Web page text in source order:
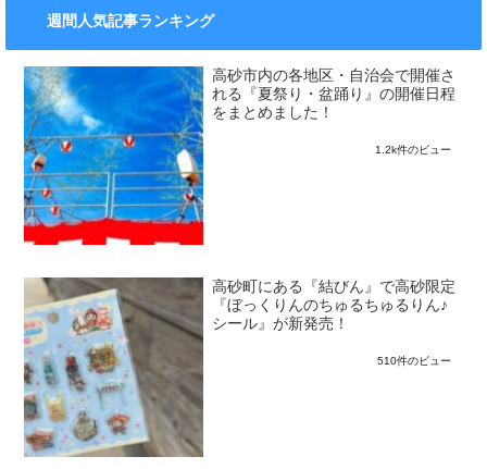
週間人気記事ランキング
高砂市内の各地区・自治会で開催さ
れる『夏祭り・盆踊り』の開催日程
をまとめました！
1.2k件のビュー
高砂町にある『結びん』で高砂限定
『ぼっくりんのちゅるちゅるりん♪
シール』が新発売！
510件のビュー